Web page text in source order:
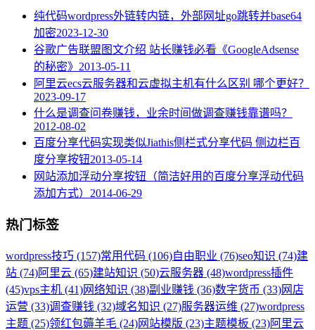
纯代码wordpress外链转内链，外部网址go跳转并base64
加密2023-12-30
谷歌广告联盟图文介绍 站长赚钱必看《GoogleAdsense
的秘密》 2013-05-11
阿里云ecs云服务器和云虚拟主机有什么区别 哪个更好？
2023-09-17
什么是调查问卷赚钱，业余时间做调查赚钱靠谱吗？
2012-08-02
百度分享代码实现类似Jiathis侧栏式分享代码 侧边栏百
度分享按钮2013-05-14
网站添加浮动分享按钮（简洁好用的百度分享浮动代码
添加方式） 2014-06-29
热门标签
wordpress技巧 (157)常用代码 (106)自由职业 (76)seo知识 (74)建
站 (74)阿里云 (65)建站知识 (50)云服务器 (48)wordpress插件
(45)vps主机 (41)网络知识 (38)副业赚钱 (36)数字货币 (33)网店
运营 (33)调查赚钱 (32)域名知识 (27)服务器运维 (27)wordpress
主题 (25)领红包薅羊毛 (24)网站模版 (23)主题模板 (23)阿里云